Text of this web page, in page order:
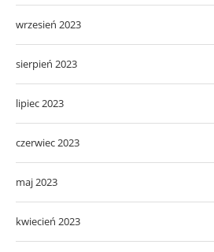
wrzesień 2023
sierpień 2023
lipiec 2023
czerwiec 2023
maj 2023
kwiecień 2023